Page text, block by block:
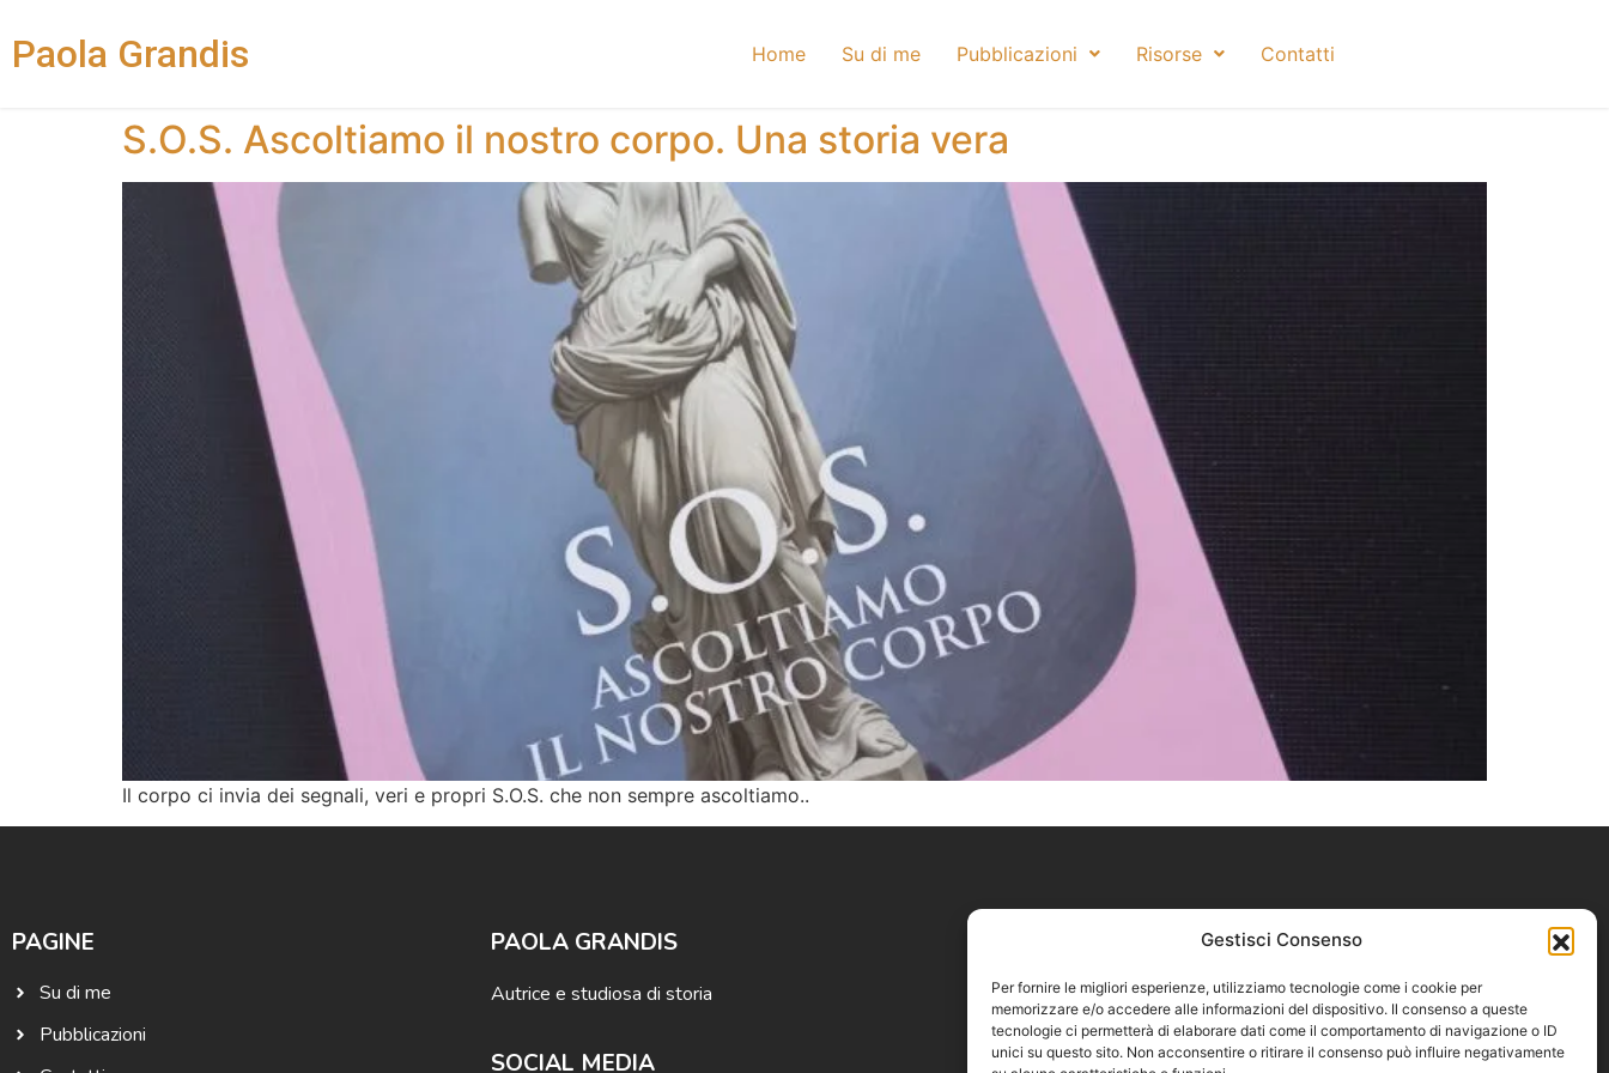
Gestisci Consenso
Per fornire le migliori esperienze, utilizziamo tecnologie come i cookie per
memorizzare e/o accedere alle informazioni del dispositivo. Il consenso a queste
tecnologie ci permetterà di elaborare dati come il comportamento di navigazione o ID
unici su questo sito. Non acconsentire o ritirare il consenso può influire negativamente
Paola Grandis Home Su di me Pubblicazioni Risorse Contatti
S.O.S. Ascoltiamo il nostro corpo. Una storia vera
Il corpo ci invia dei segnali, veri e propri S.O.S. che non sempre ascoltiamo..
PAGINE
Su di me
Pubblicazioni
PAOLA GRANDIS
Autrice e studiosa di storia
SOCIAL MEDIA
Davide Filippi
Privacy Policy